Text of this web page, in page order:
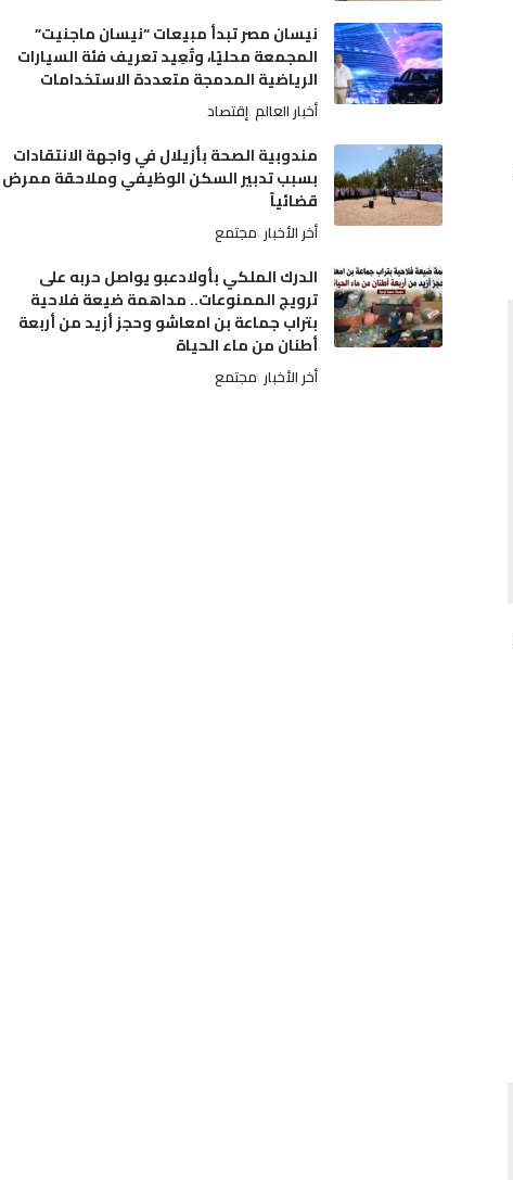
نيسان مصر تبدأ مبيعات “نيسان ماجنيت”
المجمعة محليًا، وتُعِيد تعريف فئة السيارات
الرياضية المدمجة متعددة الاستخدامات
أخبار العالم إقتصاد
مندوبية الصحة بأزيلال في واجهة الانتقادات
بسبب تدبير السكن الوظيفي وملاحقة ممرض
قضائياً
أخر الأخبار مجتمع
الدرك الملكي بأولادعبو يواصل حربه على
ترويج الممنوعات.. مداهمة ضيعة فلاحية
بتراب جماعة بن امعاشو وحجز أزيد من أربعة
أطنان من ماء الحياة
أخر الأخبار مجتمع